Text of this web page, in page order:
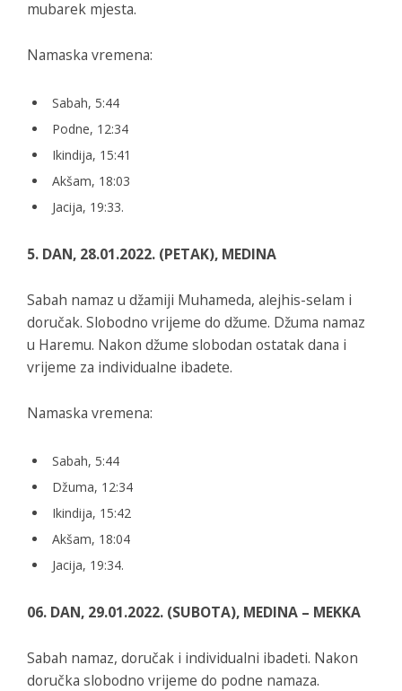
mubarek mjesta.
Namaska vremena:
Sabah, 5:44
Podne, 12:34
Ikindija, 15:41
Akšam, 18:03
Jacija, 19:33.
5. DAN, 28.01.2022. (PETAK), MEDINA
Sabah namaz u džamiji Muhameda, alejhis-selam i
doručak. Slobodno vrijeme do džume. Džuma namaz
u Haremu. Nakon džume slobodan ostatak dana i
vrijeme za individualne ibadete.
Namaska vremena:
Sabah, 5:44
Džuma, 12:34
Ikindija, 15:42
Akšam, 18:04
Jacija, 19:34.
06. DAN, 29.01.2022. (SUBOTA), MEDINA – MEKKA
Sabah namaz, doručak i individualni ibadeti. Nakon
doručka slobodno vrijeme do podne namaza.